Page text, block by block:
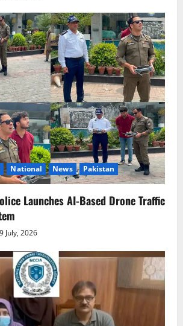
National News Pakistan
Launches AI-Based Drone Traffic
9 July, 2026